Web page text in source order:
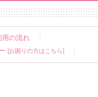
用の流れ
[お困りの方はこちら]